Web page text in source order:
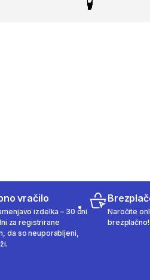
vračilo
izdelka – 30 dni
za registrirane
da so neuporabljeni,
Naročite
brezplačno!